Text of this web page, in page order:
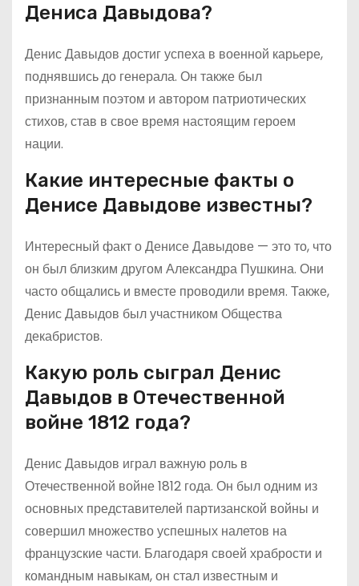
Дениса Давыдова?
Денис Давыдов достиг успеха в военной карьере,
поднявшись до генерала. Он также был
признанным поэтом и автором патриотических
стихов, став в свое время настоящим героем
нации.
Какие интересные факты о
Денисе Давыдове известны?
Интересный факт о Денисе Давыдове — это то, что
он был близким другом Александра Пушкина. Они
часто общались и вместе проводили время. Также,
Денис Давыдов был участником Общества
декабристов.
Какую роль сыграл Денис
Давыдов в Отечественной
войне 1812 года?
Денис Давыдов играл важную роль в
Отечественной войне 1812 года. Он был одним из
основных представителей партизанской войны и
совершил множество успешных налетов на
французские части. Благодаря своей храбрости и
командным навыкам, он стал известным и